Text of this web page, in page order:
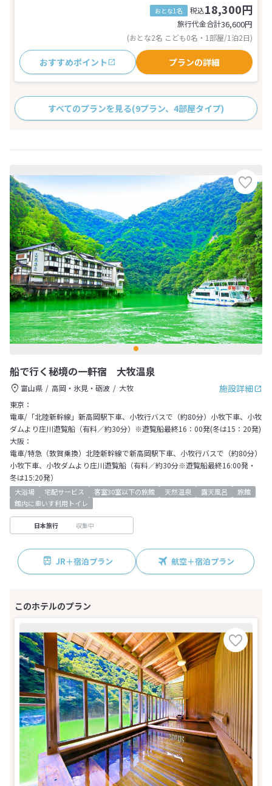
おとな1名 税込18,300円
旅行代金合計36,600円
(おとな2名 こども0名・1部屋/1泊2日)
おすすめポイント プランの詳細
すべてのプランを見る(9プラン、4部屋タイプ)
船で行く秘境の一軒宿 大牧温泉
施設詳細
富山県 高岡・氷見・砺波
大牧
東京：
電車/「北陸新幹線」新高岡駅下車、小牧行バスで（約80分）小牧下車、小牧
ダムより庄川遊覧船（有料／約30分）※遊覧船最終16：00発(冬は15：20発)
大阪：
電車/特急（敦賀乗換）北陸新幹線で新高岡駅下車、小牧行バスで（約80分）
小牧下車、小牧ダムより庄川遊覧船（有料／約30分※遊覧船最終16:00発・
冬は15:20発）
大浴場 宅配サービス 客室30室以下の旅館 天然温泉 露天風呂
旅館
館内に車いす利用トイレ
日本旅行 収集中
JR＋宿泊プラン 航空＋宿泊プラン